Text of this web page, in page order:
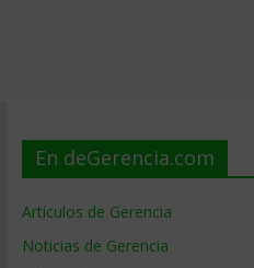
En deGerencia.com
Artículos de Gerencia
Noticias de Gerencia